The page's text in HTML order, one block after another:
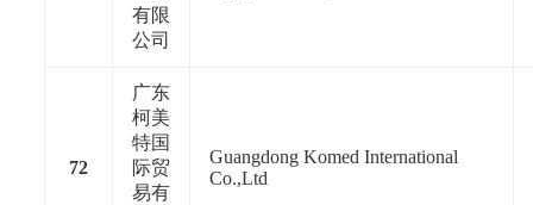
有限
公司
72
广东
柯美
特国
际贸
易有
Guangdong Komed International
Co.,Ltd